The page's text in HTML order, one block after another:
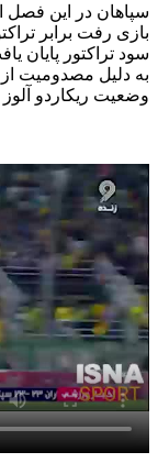
سپاهان در این فصل
بازی رفت برابر
سود تراکتور پایان
به دلیل مصدومیت
وضعیت ریکاردو